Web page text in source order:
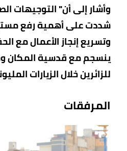
وأشار إلى أن" التوجيهات
شددت على أهمية رفع
وتسريع إنجاز الأعمال مع
ينسجم مع قدسية المكان
للزائرين خلال الزيارات
المرفقات